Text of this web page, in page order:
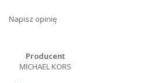
Napisz opinię
Producent
MICHAEL KORS